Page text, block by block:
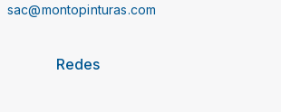
sac@montopinturas.com
Redes